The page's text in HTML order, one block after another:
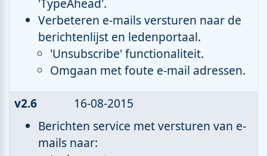
'TypeAhead'.
Verbeteren e-mails versturen naar de
berichtenlijst en ledenportaal.
'Unsubscribe' functionaliteit.
Omgaan met foute e-mail adressen.
v2.6
16-08-2015
Berichten service met versturen van e-
mails naar: